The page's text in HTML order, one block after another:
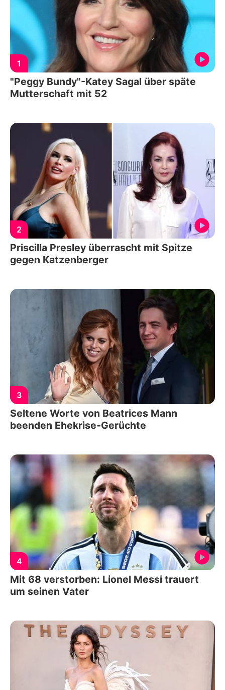
1
"Peggy Bundy"-Katey Sagal über späte
Mutterschaft mit 52
2
Priscilla Presley überrascht mit Spitze
gegen Katzenberger
3
Seltene Worte von Beatrices Mann
beenden Ehekrise-Gerüchte
4
Mit 68 verstorben: Lionel Messi trauert
um seinen Vater